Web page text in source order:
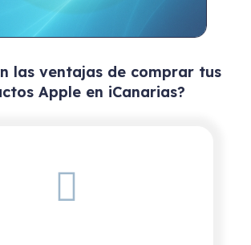
las ventajas de comprar tus
Apple en iCanarias?